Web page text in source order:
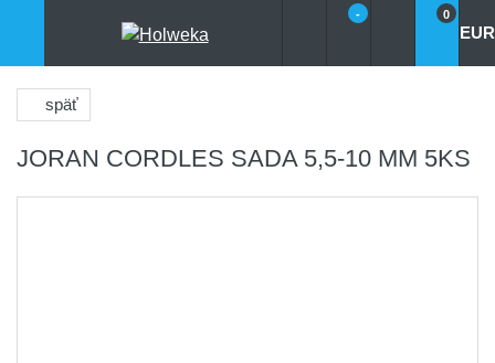
- 0
EUR
späť
JORAN CORDLES SADA 5,5-10 MM 5KS